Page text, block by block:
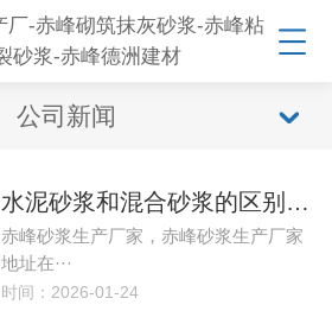
公司新闻
水泥砂浆和混合砂浆的区别？混合砂浆的性能特点？
赤峰砂浆生产厂家，赤峰砂浆生产厂家
地址在···
时间：2026-01-24